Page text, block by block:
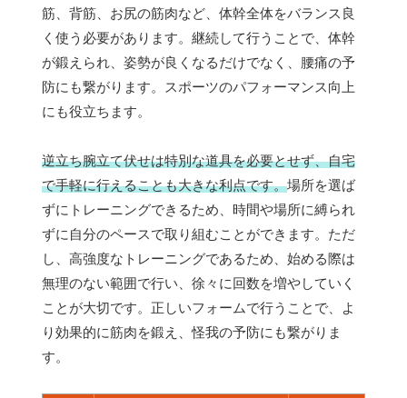
筋、背筋、お尻の筋肉など、体幹全体をバランス良
く使う必要があります。継続して行うことで、体幹
が鍛えられ、姿勢が良くなるだけでなく、腰痛の予
防にも繋がります。スポーツのパフォーマンス向上
にも役立ちます。
逆立ち腕立て伏せは特別な道具を必要とせず、自宅
で手軽に行えることも大きな利点です。場所を選ば
ずにトレーニングできるため、時間や場所に縛られ
ずに自分のペースで取り組むことができます。ただ
し、高強度なトレーニングであるため、始める際は
無理のない範囲で行い、徐々に回数を増やしていく
ことが大切です。正しいフォームで行うことで、よ
り効果的に筋肉を鍛え、怪我の予防にも繋がりま
す。